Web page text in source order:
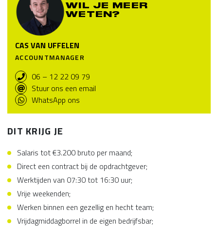
WIL JE MEER
WETEN?
CAS VAN UFFELEN
ACCOUNTMANAGER
06 – 12 22 09 79
Stuur ons een email
WhatsApp ons
DIT KRIJG JE
Salaris tot €3.200 bruto per maand;
Direct een contract bij de opdrachtgever;
Werktijden van 07:30 tot 16:30 uur;
Vrije weekenden;
Werken binnen een gezellig en hecht team;
Vrijdagmiddagborrel in de eigen bedrijfsbar;